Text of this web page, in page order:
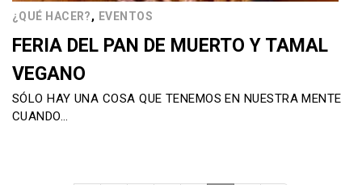
¿QUÉ HACER?, EVENTOS
FERIA DEL PAN DE MUERTO Y TAMAL
VEGANO
SÓLO HAY UNA COSA QUE TENEMOS EN NUESTRA MENTE
CUANDO…